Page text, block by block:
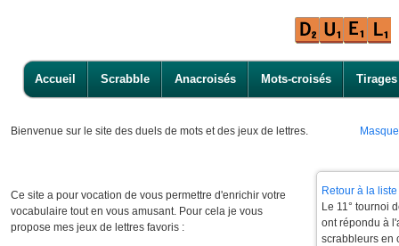
Accueil Scrabble Anacroisés Mots-croisés Tirages
Bienvenue sur le site des duels de mots et des jeux de lettres.
Ce site a pour vocation de vous permettre d'enrichir votre
vocabulaire tout en vous amusant. Pour cela je vous
propose mes jeux de lettres favoris :
Retour à la
Le 11° tournoi
ont répondu à
scrabbleurs en